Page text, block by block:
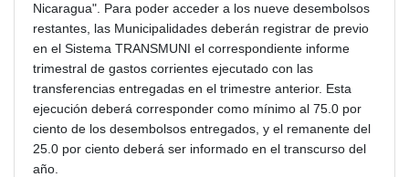
Nicaragua". Para poder acceder a los nueve desembolsos
restantes, las Municipalidades deberán registrar de previo
en el Sistema TRANSMUNI el correspondiente informe
trimestral de gastos corrientes ejecutado con las
transferencias entregadas en el trimestre anterior. Esta
ejecución deberá corresponder como mínimo al 75.0 por
ciento de los desembolsos entregados, y el remanente del
25.0 por ciento deberá ser informado en el transcurso del
año.